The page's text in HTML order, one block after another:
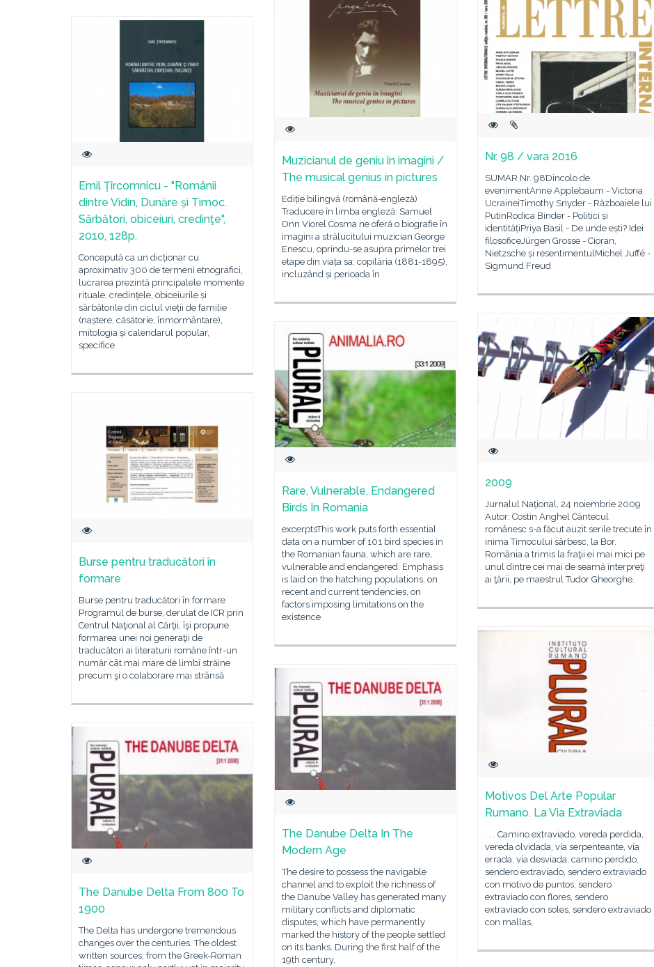
Nr. 98 / vara 2016
SUMAR Nr. 98Dincolo de
evenimentAnne Applebaum - Victoria
UcraineiTimothy Snyder - Războaiele lui
PutinRodica Binder - Politici și
identitățiPriya Basil - De unde ești? Idei
filosoficeJürgen Grosse - Cioran,
Nietzsche și resentimentulMichel Juffé -
Sigmund Freud
Muzicianul de geniu în imagini /
The musical genius in pictures
Ediție bilingvă (română-engleză)
Traducere în limba engleză: Samuel
Onn Viorel Cosma ne oferă o biografie în
imagini a strălucitului muzician George
Enescu, oprindu-se asupra primelor trei
etape din viața sa: copilăria (1881-1895),
incluzând și perioada în
Emil Ţîrcomnicu - "Românii
dintre Vidin, Dunăre şi Timoc.
Sărbători, obiceiuri, credinţe",
2010, 128p.
Concepută ca un dicționar cu
aproximativ 300 de termeni etnografici,
lucrarea prezintă principalele momente
rituale, credințele, obiceiurile și
sărbătorile din ciclul vieții de familie
(naștere, căsătorie, înmormântare),
mitologia și calendarul popular,
specifice
2009
Jurnalul Naţional, 24 noiembrie 2009
Autor: Costin Anghel Cântecul
românesc s-a făcut auzit serile trecute în
inima Timocului sârbesc, la Bor.
România a trimis la fraţii ei mai mici pe
unul dintre cei mai de seamă interpreţi
ai ţării, pe maestrul Tudor Gheorghe.
Rare, Vulnerable, Endangered
Birds In Romania
excerptsThis work puts forth essential
data on a number of 101 bird species in
the Romanian fauna, which are rare,
vulnerable and endangered. Emphasis
is laid on the hatching populations, on
recent and current tendencies, on
factors imposing limitations on the
existence
Burse pentru traducători în
formare
Burse pentru traducători în formare
Programul de burse, derulat de ICR prin
Centrul Naţional al Cărţii, îşi propune
formarea unei noi generaţii de
traducători ai literaturii române într-un
număr cât mai mare de limbi străine
precum şi o colaborare mai strânsă
Motivos Del Arte Popular
Rumano. La Via Extraviada
. . . Camino extraviado, vereda perdida,
vereda olvidada, vía serpenteante, vía
errada, vía desviada, camino perdido,
sendero extraviado, sendero extraviado
con motivo de puntos, sendero
extraviado con flores, sendero
extraviado con soles, sendero extraviado
con mallas,
The Danube Delta In The
Modern Age
The desire to possess the navigable
channel and to exploit the richness of
the Danube Valley has generated many
military conflicts and diplomatic
disputes, which have permanently
marked the history of the people settled
on its banks. During the first half of the
19th century,
The Danube Delta From 800 To
1900
The Delta has undergone tremendous
changes over the centuries. The oldest
written sources, from the Greek-Roman